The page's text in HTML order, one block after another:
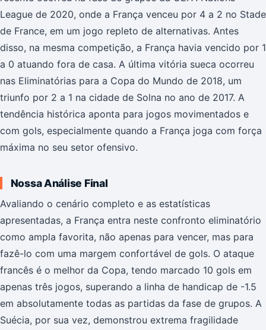
League de 2020, onde a França venceu por 4 a 2 no Stade
de France, em um jogo repleto de alternativas. Antes
disso, na mesma competição, a França havia vencido por 1
a 0 atuando fora de casa. A última vitória sueca ocorreu
nas Eliminatórias para a Copa do Mundo de 2018, um
triunfo por 2 a 1 na cidade de Solna no ano de 2017. A
tendência histórica aponta para jogos movimentados e
com gols, especialmente quando a França joga com força
máxima no seu setor ofensivo.
Nossa Análise Final
Avaliando o cenário completo e as estatísticas
apresentadas, a França entra neste confronto eliminatório
como ampla favorita, não apenas para vencer, mas para
fazê-lo com uma margem confortável de gols. O ataque
francês é o melhor da Copa, tendo marcado 10 gols em
apenas três jogos, superando a linha de handicap de -1.5
em absolutamente todas as partidas da fase de grupos. A
Suécia, por sua vez, demonstrou extrema fragilidade